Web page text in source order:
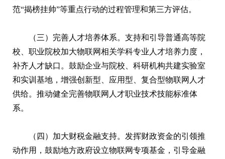
范“揭榜挂帅”等重点行动的过程管理和第三方评估。
（三）完善人才培养体系。支持和引导普通高等院
校、职业院校加大物联网相关学科专业人才培养力度，
补齐人才缺口。鼓励企业与院校、科研机构共建实验室
和实训基地，增强创新型、应用型、复合型物联网人才
供给。推动健全完善物联网人才职业技术技能标准体
系。
（四）加大财税金融支持。发挥财政资金的引领推
动作用，鼓励地方政府设立物联网专项基金，引导金融